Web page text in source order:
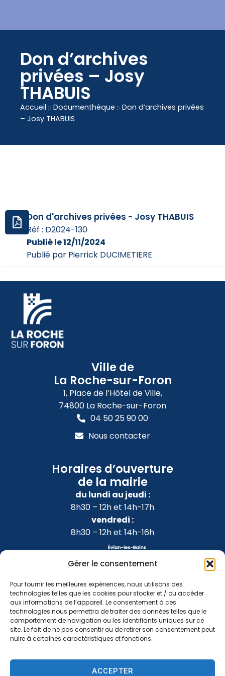
Gérer le consentement
Pour fournir les meilleures expériences, nous utilisons des
technologies telles que les cookies pour stocker et / ou accéder
aux informations de l’appareil. Le consentement à ces
technologies nous permettra de traiter des données telles que le
comportement de navigation ou les identifiants uniques sur ce
site. Le fait de ne pas consentir ou de retirer son consentement peut
nuire à certaines caractéristiques et fonctions.
ACCEPTER
Don d’archives
privées – Josy
THABUIS
Accueil ჻ Documenthèque ჻ Don d’archives privées
– Josy THABUIS
Don d'archives privées - Josy THABUIS
Réf : D2024-130
Publié le 12/11/2024
Publié par Pierrick DUCIMETIERE
Ville de
La Roche-sur-Foron
1, Place de l’Hôtel de Ville,
74800 La Roche-sur-Foron
04 50 25 90 00
Nous contacter
Horaires d’ouverture
de la mairie
du lundi au jeudi :
8h30 – 12h et 14h-17h
vendredi :
8h30 – 12h et 14h-16h
Confidentialité